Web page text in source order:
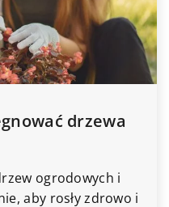
drzewa
ogrodowych i
aby rosły zdrowo i